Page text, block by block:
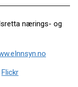
nærings- og
Flickr